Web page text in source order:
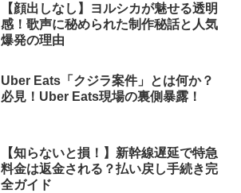
【顔出しなし】ヨルシカが魅せる透明
感！歌声に秘められた制作秘話と人気
爆発の理由
Uber Eats「クジラ案件」とは何か？
必見！Uber Eats現場の裏側暴露！
【知らないと損！】新幹線遅延で特急
料金は返金される？払い戻し手続き完
全ガイド